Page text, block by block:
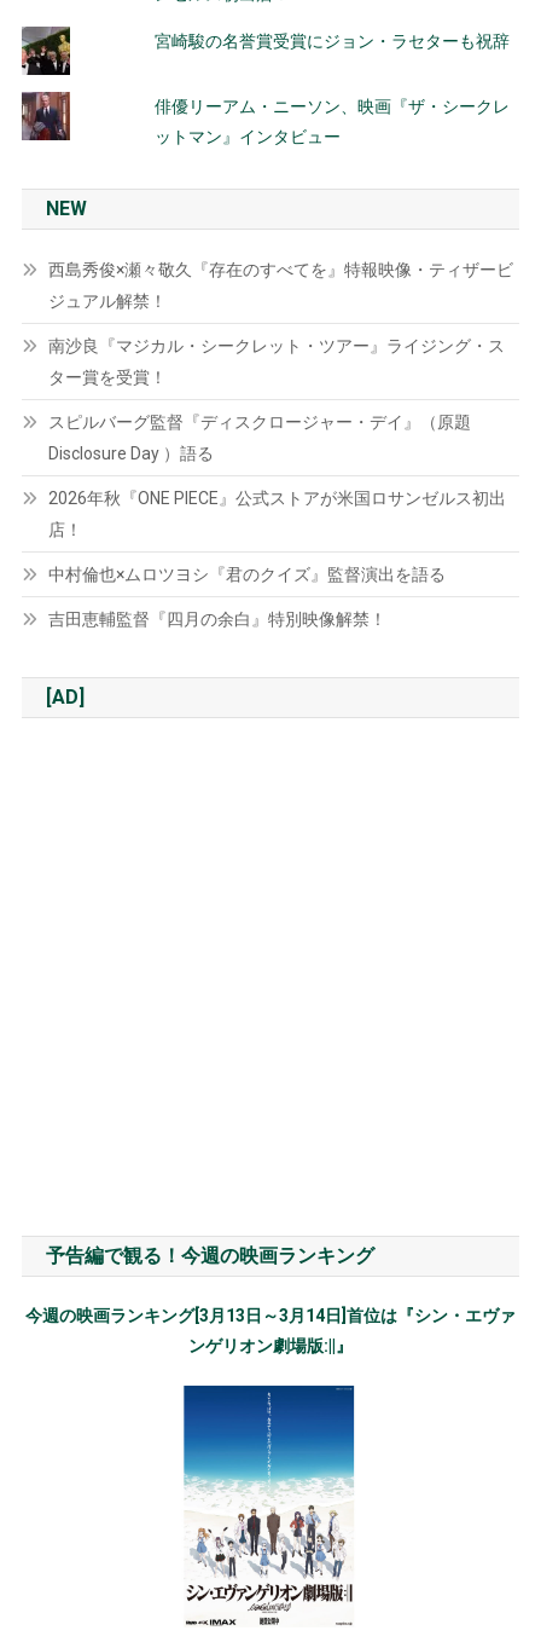
宮崎駿の名誉賞受賞にジョン・ラセターも祝辞
俳優リーアム・ニーソン、映画『ザ・シークレ
ットマン』インタビュー
NEW
西島秀俊×瀬々敬久『存在のすべてを』特報映像・ティザービ
ジュアル解禁！
南沙良『マジカル・シークレット・ツアー』ライジング・ス
ター賞を受賞！
スピルバーグ監督『ディスクロージャー・デイ』（原題
Disclosure Day ）語る
2026年秋『ONE PIECE』公式ストアが米国ロサンゼルス初出
店！
中村倫也×ムロツヨシ『君のクイズ』監督演出を語る
吉田恵輔監督『四月の余白』特別映像解禁！
[AD]
予告編で観る！今週の映画ランキング
今週の映画ランキング[3月13日～3月14日]首位は『シン・エヴァ
ンゲリオン劇場版:||』